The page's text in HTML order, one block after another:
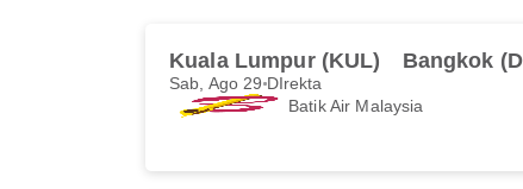
Kuala Lumpur (KUL) Bangkok
Sab, Ago 29 DIrekta
Batik Air Malaysia